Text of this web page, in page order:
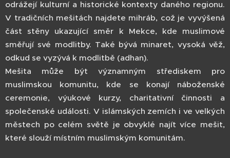
odrážejí kulturní a historické kontexty daného regionu.
V tradičních mešitách najdete mihráb, což je vyvýšená
část stěny ukazující směr k Mekce, kde muslimové
směřují své modlitby. Také bývá minaret, vysoká věž,
odkud se vyzývá k modlitbě (adhan).
Mešita může být významným střediskem pro
muslimskou komunitu, kde se konají náboženské
ceremonie, výukové kurzy, charitativní činnosti a
společenské události. V islámských zemích i ve velkých
městech po celém světě je obvyklé najít více mešit,
které slouží místním muslimským komunitám.